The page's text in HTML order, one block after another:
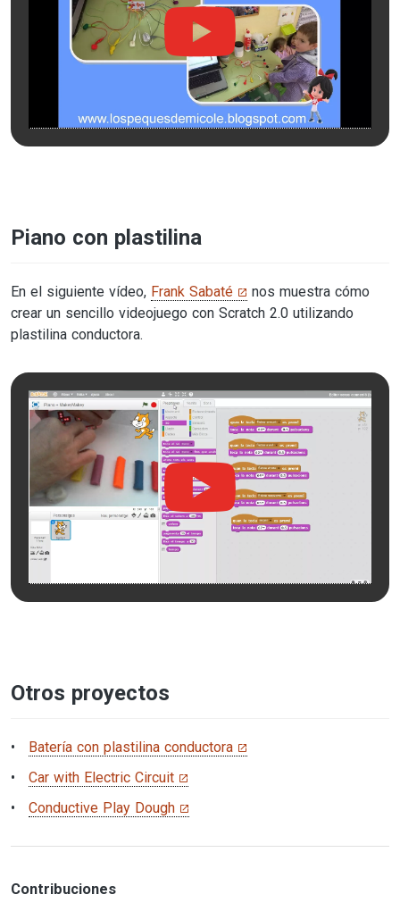
Piano con plastilina
En el siguiente vídeo, Frank Sabaté
nos muestra cómo
crear un sencillo videojuego con Scratch 2.0 utilizando
plastilina conductora.
Otros proyectos
Batería con plastilina conductora
Car with Electric Circuit
Conductive Play Dough
Contribuciones